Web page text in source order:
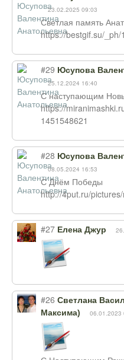
23.02.2025 09:03
Светлая память
https://bestgif.su/
#29 Юсупова
25.12.2024 16:40
С наступающим
https://
1451548621
#28 Юсупова
08.05.2024 16:53
С Днём Победы
http://4put.ru/
#27 Елена Джур
#26 Светлана
Максима)
06.01.2023